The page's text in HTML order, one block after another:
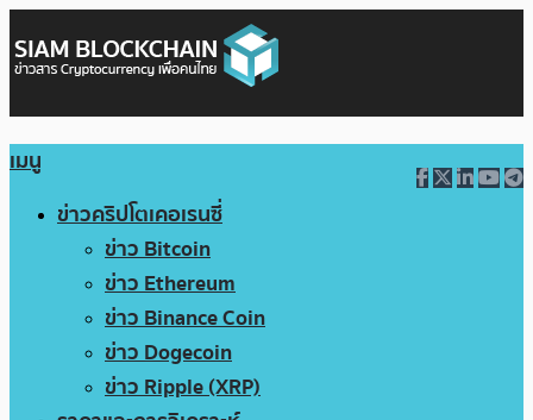
เมนู
ข่าวคริปโตเคอเรนซี่
ข่าว Bitcoin
ข่าว Ethereum
ข่าว Binance Coin
ข่าว Dogecoin
ข่าว Ripple (XRP)